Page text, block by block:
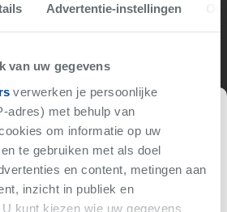
Advertentie-instellingen
van uw gegevens
verwerken je persoonlijke
adres) met behulp van
om informatie op uw
te gebruiken met als doel
en content, metingen aan
inzicht in publiek en
kunt kiezen wie uw gegevens
is reeds verkocht.
om contact op te nemen via 051/40
.
wat je zoekt?
als er iets binnenkomt met